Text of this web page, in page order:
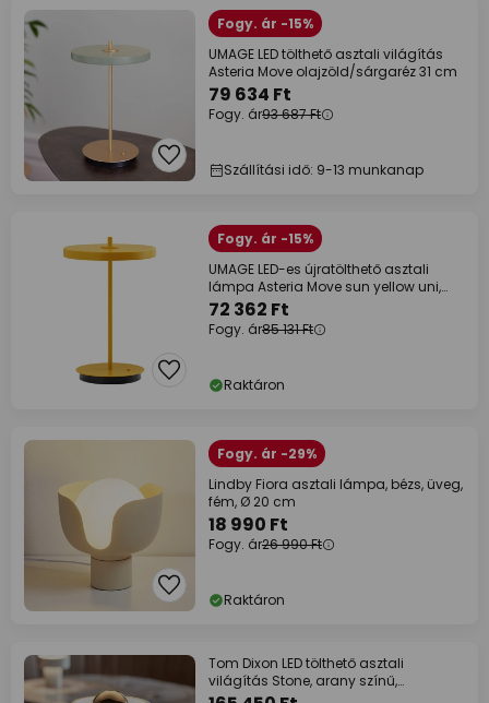
Fogy. ár -15%
UMAGE LED tölthető asztali világítás
Asteria Move olajzöld/sárgaréz 31 cm
79 634 Ft
Fogy. ár93 687 Ft
Szállítási idő: 9-13 munkanap
Fogy. ár -15%
UMAGE LED-es újratölthető asztali
lámpa Asteria Move sun yellow uni,
31cm
72 362 Ft
Fogy. ár85 131 Ft
Raktáron
Fogy. ár -29%
Lindby Fiora asztali lámpa, bézs, üveg,
fém, Ø 20 cm
18 990 Ft
Fogy. ár26 990 Ft
Raktáron
Tom Dixon LED tölthető asztali
világítás Stone, arany színű,
magasság 19 cm